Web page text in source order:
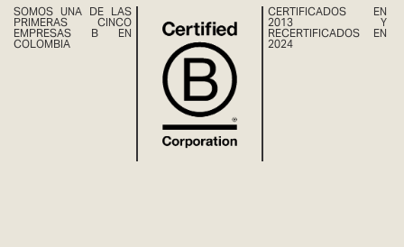
SOMOS UNA DE LAS
PRIMERAS CINCO
EMPRESAS B EN
COLOMBIA
CERTIFICADOS EN
2013 Y
RECERTIFICADOS EN
2024